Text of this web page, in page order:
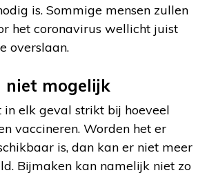
is. Sommige mensen zullen
het coronavirus wellicht juist
overslaan.
niet mogelijk
in elk geval strikt bij hoeveel
vaccineren. Worden het er
is, dan kan er niet meer
Bijmaken kan namelijk niet zo